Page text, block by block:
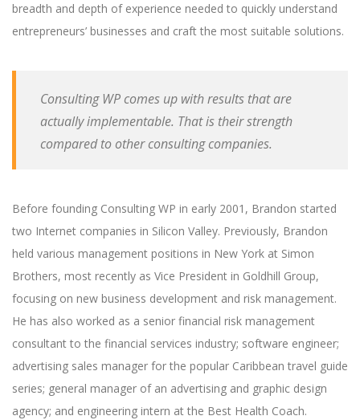
breadth and depth of experience needed to quickly understand
entrepreneurs’ businesses and craft the most suitable solutions.
Consulting WP comes up with results that are
actually implementable. That is their strength
compared to other consulting companies.
Before founding Consulting WP in early 2001, Brandon started
two Internet companies in Silicon Valley. Previously, Brandon
held various management positions in New York at Simon
Brothers, most recently as Vice President in Goldhill Group,
focusing on new business development and risk management.
He has also worked as a senior financial risk management
consultant to the financial services industry; software engineer;
advertising sales manager for the popular Caribbean travel guide
series; general manager of an advertising and graphic design
agency; and engineering intern at the Best Health Coach.